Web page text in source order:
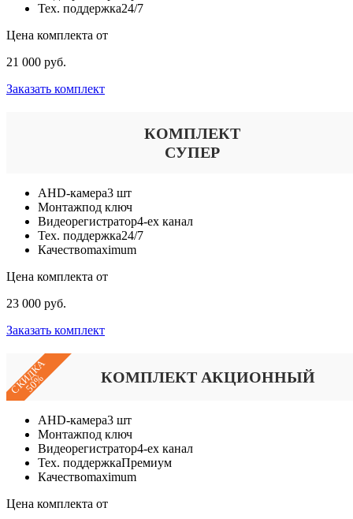
Тех. поддержка24/7
Цена комплекта от
21 000 руб.
Заказать комплект
КОМПЛЕКТ
СУПЕР
AHD-камера3 шт
Монтажпод ключ
Видеорегистратор4-ех канал
Тех. поддержка24/7
Качествоmaximum
Цена комплекта от
23 000 руб.
Заказать комплект
СКИДКА
50% КОМПЛЕКТ АКЦИОННЫЙ
AHD-камера3 шт
Монтажпод ключ
Видеорегистратор4-ех канал
Тех. поддержкаПремиум
Качествоmaximum
Цена комплекта от